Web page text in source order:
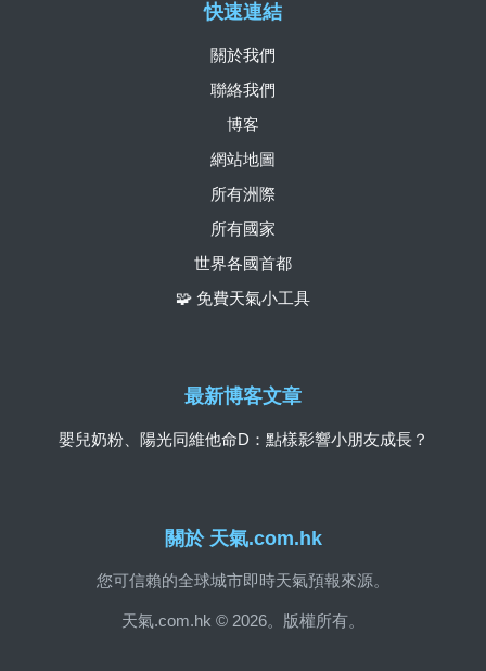
關於 天氣.com.hk
您可信賴的全球城市即時天氣預報來源。
天氣.com.hk © 2026。版權所有。
快速連結
關於我們
聯絡我們
博客
網站地圖
所有洲際
所有國家
世界各國首都
🧩 免費天氣小工具
最新博客文章
嬰兒奶粉、陽光同維他命D：點樣影響小朋友成長？